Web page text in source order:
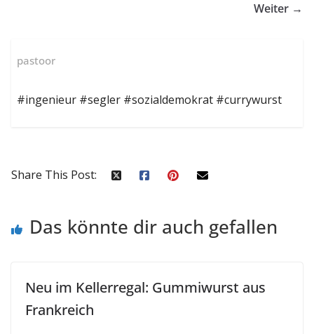
Weiter →
pastoor
#ingenieur #segler #sozialdemokrat #currywurst
Share This Post:
Das könnte dir auch gefallen
Neu im Kellerregal: Gummiwurst aus
Frankreich